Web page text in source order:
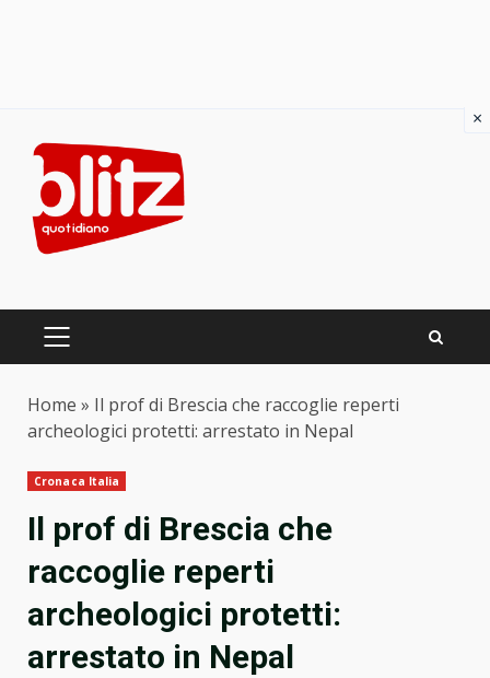
content
PRIMARY
Home » Il prof di Brescia che raccoglie reperti
archeologici protetti: arrestato in Nepal
Cronaca Italia
Il prof di Brescia che
raccoglie reperti
archeologici protetti:
arrestato in Nepal
×